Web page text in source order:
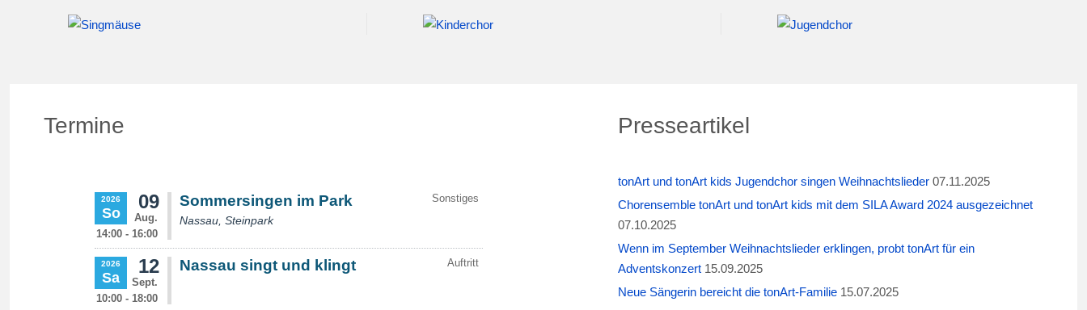
Termine Presseartikel
tonArt und tonArt kids Jugendchor singen Weihnachtslieder 07.11.2025
Chorensemble tonArt und tonArt kids mit dem SILA Award 2024 ausgezeichnet
07.10.2025
Wenn im September Weihnachtslieder erklingen, probt tonArt für ein
Adventskonzert 15.09.2025
Neue Sängerin bereicht die tonArt-Familie 15.07.2025